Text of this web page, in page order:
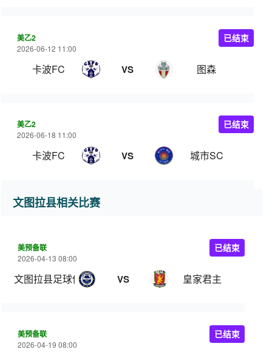
美乙2
2026-06-12 11:00
卡波FC VS 图森
已结束
美乙2
2026-06-18 11:00
卡波FC VS 城市SC
已结束
文图拉县相关比赛
美预备联
2026-04-13 08:00
文图拉县足球俱乐部 VS 皇家君主
已结束
美预备联
2026-04-19 08:00
已结束